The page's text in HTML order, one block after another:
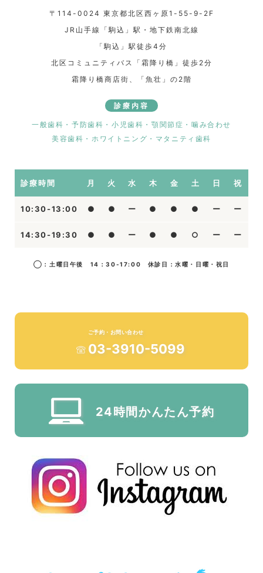
〒114-0024 東京都北区西ヶ原1-55-9-2F
JR山手線「駒込」駅・地下鉄南北線
「駒込」駅徒歩4分
北区コミュニティバス「霜降り橋」徒歩2分
霜降り橋商店街、「魚壮」の2階
診療内容
一般歯科・予防歯科・小児歯科・顎関節症・噛み合わせ
美容歯科・ホワイトニング・マタニティ歯科
診療時間 月 火 水 木 金 土 日 祝
10:30-13:00 ● ● ー ● ● ● ー ー
14:30-19:30 ● ● ー ● ● ○ ー ー
◯：土曜日午後 14：30-17:00 休診日：水曜・日曜・祝日
ご予約・お問い合わせ
03-3910-5099
24時間かんたん予約